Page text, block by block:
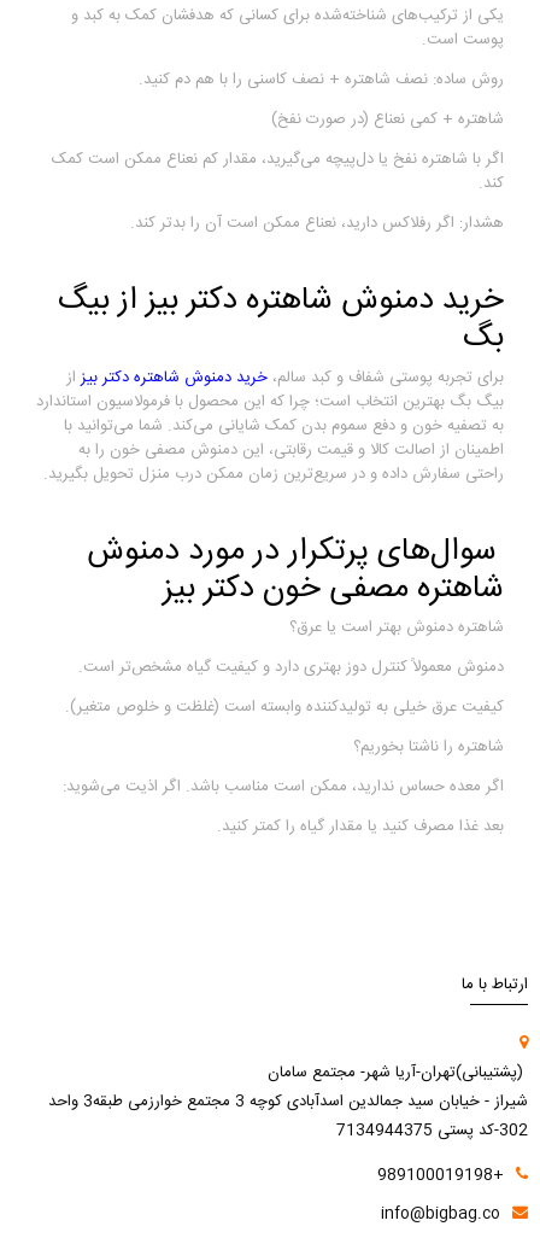
یکی از ترکیب‌های شناخته‌شده برای کسانی که هدفشان کمک به کبد و
پوست است.
روش ساده: نصف شاهتره + نصف کاسنی را با هم دم کنید.
شاهتره + کمی نعناع (در صورت نفخ)
اگر با شاهتره نفخ یا دل‌پیچه می‌گیرید، مقدار کم نعناع ممکن است کمک
کند.
هشدار: اگر رفلاکس دارید، نعناع ممکن است آن را بدتر کند.
خرید دمنوش شاهتره دکتر بیز از بیگ
بگ
برای تجربه پوستی شفاف و کبد سالم، خرید دمنوش شاهتره دکتر بیز از
بیگ بگ بهترین انتخاب است؛ چرا که این محصول با فرمولاسیون استاندارد
به تصفیه خون و دفع سموم بدن کمک شایانی می‌کند. شما می‌توانید با
اطمینان از اصالت کالا و قیمت رقابتی، این دمنوش مصفی خون را به
راحتی سفارش داده و در سریع‌ترین زمان ممکن درب منزل تحویل بگیرید.
سوال‌های پرتکرار در مورد دمنوش
شاهتره مصفی خون دکتر بیز
شاهتره دمنوش بهتر است یا عرق؟
دمنوش معمولاً کنترل دوز بهتری دارد و کیفیت گیاه مشخص‌تر است.
کیفیت عرق خیلی به تولیدکننده وابسته است (غلظت و خلوص متغیر).
شاهتره را ناشتا بخوریم؟
اگر معده حساس ندارید، ممکن است مناسب باشد. اگر اذیت می‌شوید:
بعد غذا مصرف کنید یا مقدار گیاه را کمتر کنید.
ارتباط با ما
(پشتیبانی)تهران-آریا شهر- مجتمع سامان
شیراز - خیابان سید جمالدین اسدآبادی کوچه 3 مجتمع خوارزمی طبقه3 واحد
302-کد پستی 7134944375
+989100019198
info@bigbag.co